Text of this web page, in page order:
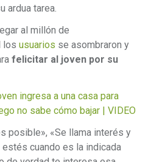
ardua tarea.
al millón de
losusuarios se asombraron y
felicitar al joven por su
ingresa a una casa para
no sabe cómo bajar | VIDEO
posible», «Se llama interés y
cuando es la indicada